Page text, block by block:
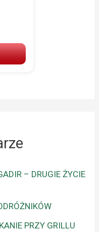
– DRUGIE ŻYCIE
PRZY GRILLU